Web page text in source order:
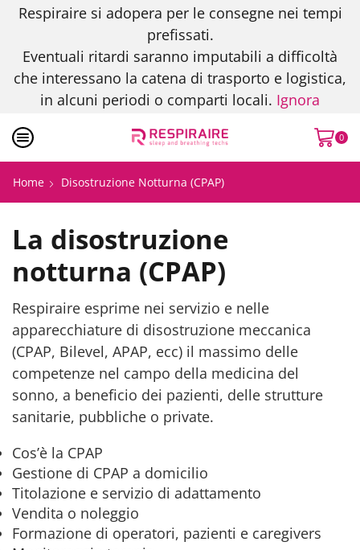
Respiraire si adopera per le consegne nei tempi
prefissati.
Eventuali ritardi saranno imputabili a difficoltà
che interessano la catena di trasporto e logistica,
in alcuni periodi o comparti locali. Ignora
0
Home Disostruzione Notturna (CPAP)
La disostruzione
notturna (CPAP)
Respiraire esprime nei servizio e nelle
apparecchiature di disostruzione meccanica
(CPAP, Bilevel, APAP, ecc) il massimo delle
competenze nel campo della medicina del
sonno, a beneficio dei pazienti, delle strutture
sanitarie, pubbliche o private.
Cos’è la CPAP
Gestione di CPAP a domicilio
Titolazione e servizio di adattamento
Vendita o noleggio
Formazione di operatori, pazienti e caregivers